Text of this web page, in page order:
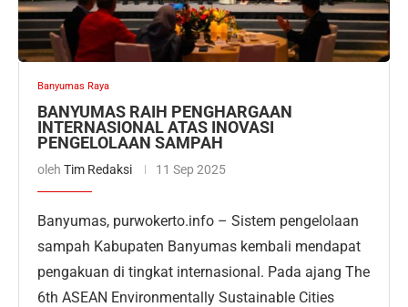
Banyumas Raya
BANYUMAS RAIH PENGHARGAAN
INTERNASIONAL ATAS INOVASI
PENGELOLAAN SAMPAH
oleh Tim Redaksi 11 Sep 2025
Banyumas, purwokerto.info – Sistem pengelolaan
sampah Kabupaten Banyumas kembali mendapat
pengakuan di tingkat internasional. Pada ajang The
6th ASEAN Environmentally Sustainable Cities